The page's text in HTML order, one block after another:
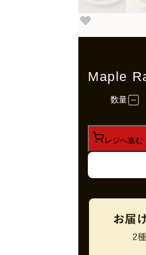
Maple
数量
レジへ進む